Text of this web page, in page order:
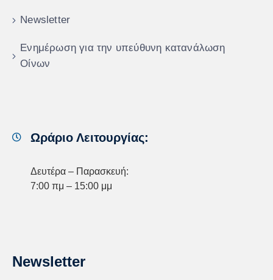
Newsletter
Ενημέρωση για την υπεύθυνη κατανάλωση
Οίνων
Ωράριο Λειτουργίας:
Δευτέρα – Παρασκευή:
7:00 πμ – 15:00 μμ
Newsletter